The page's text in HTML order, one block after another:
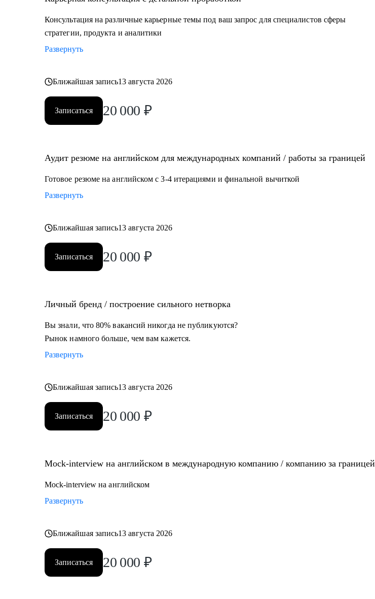
Кому могу помочь:
Product Management, Project Management
• Думает об иммиграции в США по визе талантов О1 / ЕВ1-А
• Хочет поступить в топовые бизнес школы в Европе
Консультация на различные карьерные темы под ваш запрос для специалистов сферы
стратегии, продукта и аналитики
Развернуть
Ближайшая запись13 августа 2026
Записаться 20 000 ₽
Аудит резюме на английском для международных компаний / работы за границей
Готовое резюме на английском с 3-4 итерациями и финальной вычиткой
Развернуть
Ближайшая запись13 августа 2026
Записаться 20 000 ₽
Личный бренд / построение сильного нетворка
Вы знали, что 80% вакансий никогда не публикуются?
Рынок намного больше, чем вам кажется.
Развернуть
Ближайшая запись13 августа 2026
Записаться 20 000 ₽
Mock-interview на английском в международную компанию / компанию за границей
Mock-interview на английском
Развернуть
Ближайшая запись13 августа 2026
Записаться 20 000 ₽